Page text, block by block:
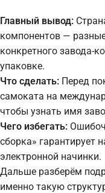
Главный вывод:
компонентов —
конкретного завода-
упаковке.
Что сделать: Перед
самоката на
чтобы узнать имя
Чего избегать:
сборка» гарантирует
электронной начинки.
Дальше разберём
именно такую